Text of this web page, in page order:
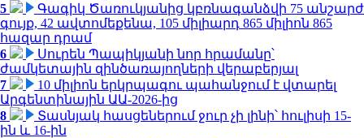
5
Գագիկ Ծառուկյանից կբռնագանձվի 75 անշարժ
գույք, 42 ավտոմեքենա, 105 միլիարդ 865 միլիոն 865
հազար դրամ
6
Սուրեն Պապիկյանի նոր հրամանը՝
ժամկետային զինծառայողների վերաբերյալ
7
10 միլիոն երկրպագու պահանջում է վտարել
Արգենտինային ԱԱ-2026-ից
8
Տասնյակ հասցեներում ջուր չի լինի՝ հուլիսի 15-
ին և 16-ին